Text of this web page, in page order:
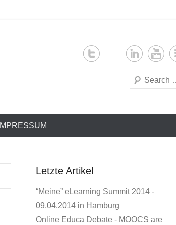
Search
IMPRESSUM
Letzte Artikel
“Meine” eLearning Summit 2014 -
09.04.2014 in Hamburg
Online Educa Debate - MOOCS are